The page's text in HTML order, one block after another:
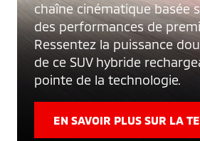
chaîne cinématique basée
des performances de
Ressentez la puissance
de ce SUV hybride
pointe de la technologie.
EN SAVOIR PLUS SUR LA